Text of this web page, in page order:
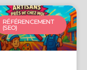
RÉFÉRENCEMENT
(SEO)